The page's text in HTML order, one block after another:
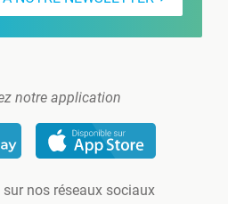
notre application
sur nos réseaux sociaux